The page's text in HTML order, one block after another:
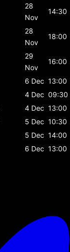
28
Nov
14:30
28
Nov
18:00
29
Nov
16:00
6 Dec 13:00
4 Dec 09:30
4 Dec 13:00
5 Dec 10:30
5 Dec 14:00
6 Dec 13:00